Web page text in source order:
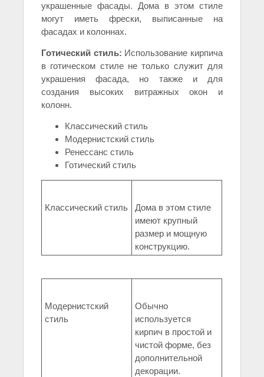
украшенные фасады. Дома в этом стиле
могут иметь фрески, выписанные на
фасадах и колоннах.
Готический стиль: Использование кирпича
в готическом стиле не только служит для
украшения фасада, но также и для
создания высоких витражных окон и
колонн.
Классический стиль
Модернистский стиль
Ренессанс стиль
Готический стиль
Классический стиль
Дома в этом стиле
имеют крупный
размер и мощную
конструкцию.
Модернистский
стиль
Обычно
используется
кирпич в простой и
чистой форме, без
дополнительной
декорации.